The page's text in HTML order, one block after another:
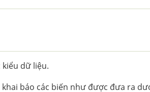
kiểu dữ liệu.
báo các biến như được đưa ra